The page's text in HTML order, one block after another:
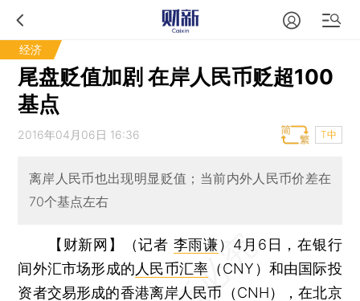
经济
尾盘贬值加剧 在岸人民币贬超100
基点
2016年04月06日 16:36 T中
离岸人民币也出现明显贬值；当前内外人民币价差在
70个基点左右
【财新网】（记者 李雨谦） 4月6日，在银行
间外汇市场形成的 人民币汇率 （CNY）和由国际投
资者交易形成的香港离岸人民币 （CNH），在北京